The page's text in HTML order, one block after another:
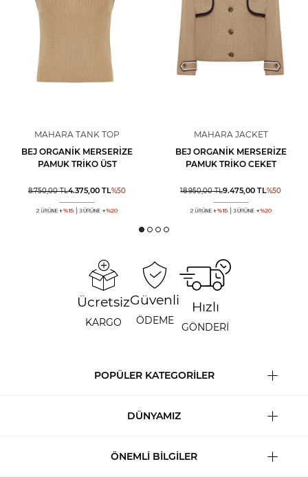
MAHARA TANK TOP
BEJ ORGANIK MERSERIZE
PAMUK TRIKO ÜST
8.750,00TL4.375,00 TL%50
MAHARA JACKET
BEJ ORGANIK MERSERIZE
PAMUK TRIKO CEKET
18.950,00TL9.475,00 TL%50
Ücretsiz
KARGO
Güvenli
ÖDEME
Hızlı
GÖNDERİ
POPÜLER KATEGORİLER
DÜNYAMIZ
ÖNEMLİ BİLGİLER